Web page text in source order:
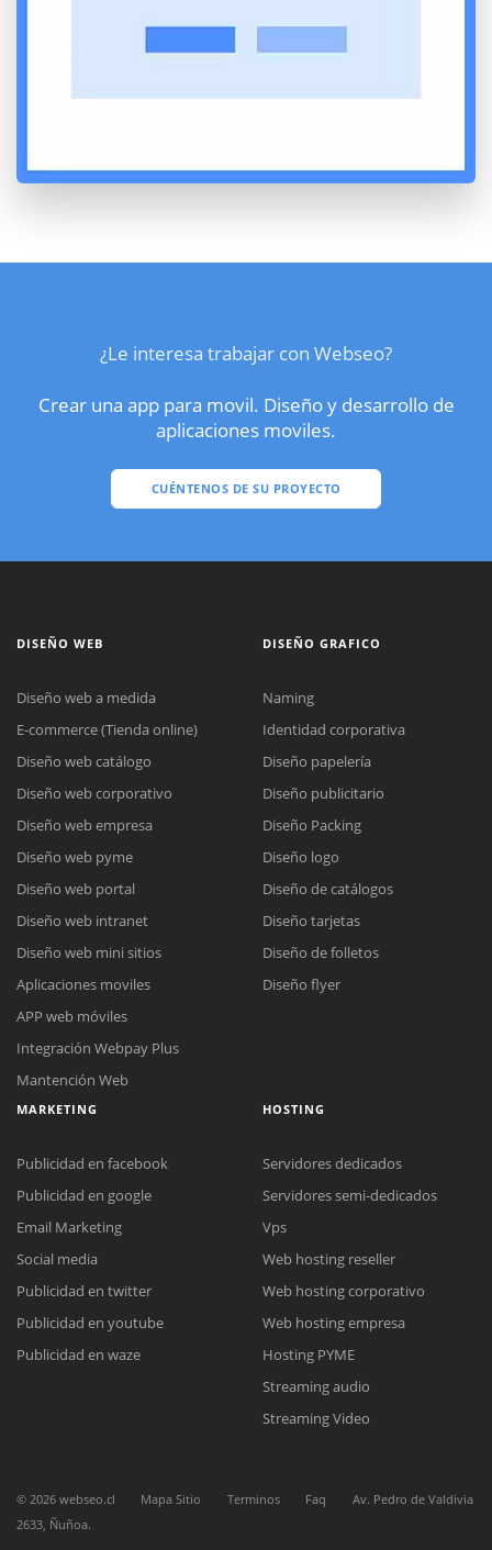
¿Le interesa trabajar con Webseo?
Crear una app para movil. Diseño y desarrollo de
aplicaciones moviles.
CUÉNTENOS DE SU PROYECTO
Reunión online
Nuestros ejecutivos le enviarán un correo electrónico con el enlace a
Meet para la reunión online.
Cotización
Chat Online
Todos nuestros ejecutivos están fuera de línea. Complete el formulario
DISEÑO WEB
Diseño web a medida
E-commerce (Tienda online)
Diseño web catálogo
Diseño web corporativo
Diseño web empresa
Diseño web pyme
Diseño web portal
Diseño web intranet
Diseño web mini sitios
Aplicaciones moviles
APP web móviles
Integración Webpay Plus
Mantención Web
DISEÑO GRAFICO
Naming
Identidad corporativa
Diseño papelería
Diseño publicitario
Diseño Packing
Diseño logo
Diseño de catálogos
Diseño tarjetas
Diseño de folletos
Diseño flyer
MARKETING
Publicidad en facebook
Publicidad en google
Email Marketing
Social media
Publicidad en twitter
Publicidad en youtube
Publicidad en waze
HOSTING
Servidores dedicados
Servidores semi-dedicados
Vps
Web hosting reseller
Web hosting corporativo
Web hosting empresa
Hosting PYME
Streaming audio
Streaming Video
© 2026 webseo.cl Mapa Sitio Terminos Faq
Av. Pedro de Valdivia
2633, Ñuñoa.